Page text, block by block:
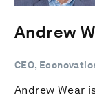
Andrew
CEO,
Andrew Wear